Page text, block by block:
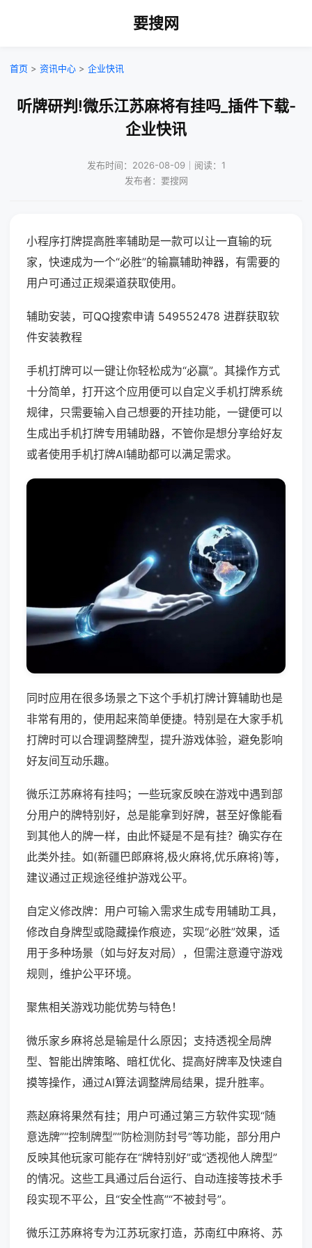
要搜网
首页 > 资讯中心 > 企业快讯
听牌研判!微乐江苏麻将有挂吗_插件下载-
企业快讯
发布时间：2026-08-09｜阅读：1
发布者：要搜网
小程序打牌提高胜率辅助是一款可以让一直输的玩
家，快速成为一个“必胜”的输赢辅助神器，有需要的
用户可通过正规渠道获取使用。
辅助安装，可QQ搜索申请 549552478 进群获取软
件安装教程
手机打牌可以一键让你轻松成为“必赢”。其操作方式
十分简单，打开这个应用便可以自定义手机打牌系统
规律，只需要输入自己想要的开挂功能，一键便可以
生成出手机打牌专用辅助器，不管你是想分享给好友
或者使用手机打牌AI辅助都可以满足需求。
同时应用在很多场景之下这个手机打牌计算辅助也是
非常有用的，使用起来简单便捷。特别是在大家手机
打牌时可以合理调整牌型，提升游戏体验，避免影响
好友间互动乐趣。
微乐江苏麻将有挂吗；一些玩家反映在游戏中遇到部
分用户的牌特别好，总是能拿到好牌，甚至好像能看
到其他人的牌一样，由此怀疑是不是有挂？确实存在
此类外挂。如(新疆巴郎麻将,极火麻将,优乐麻将)等，
建议通过正规途径维护游戏公平。
自定义修改牌：用户可输入需求生成专用辅助工具，
修改自身牌型或隐藏操作痕迹，实现“必胜”效果，适
用于多种场景（如与好友对局），但需注意遵守游戏
规则，维护公平环境。
聚焦相关游戏功能优势与特色！
微乐家乡麻将总是输是什么原因；支持透视全局牌
型、智能出牌策略、暗杠优化、提高好牌率及快速自
摸等操作，通过AI算法调整牌局结果，提升胜率。
燕赵麻将果然有挂；用户可通过第三方软件实现“随
意选牌”“控制牌型”“防检测防封号”等功能，部分用户
反映其他玩家可能存在“牌特别好”或“透视他人牌型”
的情况。这些工具通过后台运行、自动连接等技术手
段实现不平公，且“安全性高”“不被封号”。
微乐江苏麻将专为江苏玩家打造，苏南红中麻将、苏